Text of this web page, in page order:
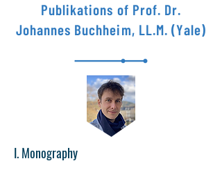
Publikations of Prof. Dr.
Johannes Buchheim, LL.M. (Yale)
I. Monography